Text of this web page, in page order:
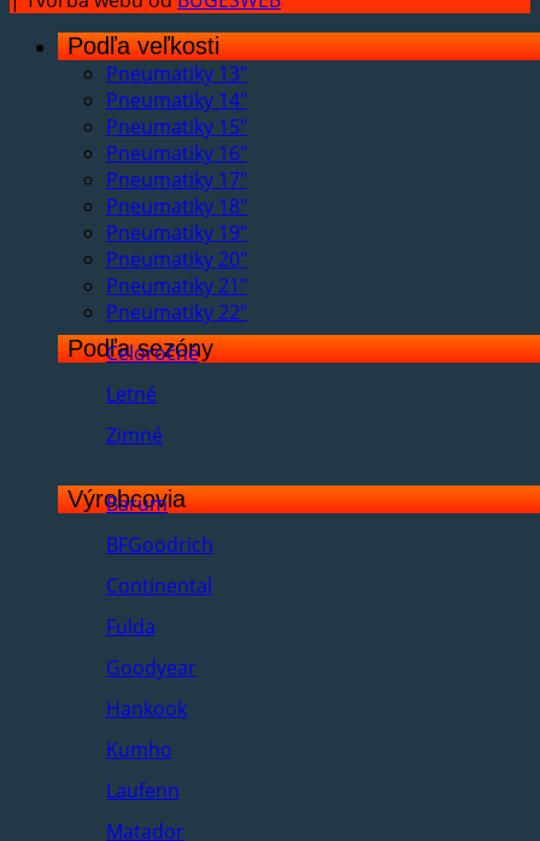
Podľa veľkosti
Pneumatiky 13"
Pneumatiky 14"
Pneumatiky 15"
Pneumatiky 16"
Pneumatiky 17"
Pneumatiky 18"
Pneumatiky 19"
Pneumatiky 20"
Pneumatiky 21"
Pneumatiky 22"
Podľa sezóny
Celoročné
Letné
Zimné
Výrobcovia
Barum
BFGoodrich
Continental
Fulda
Goodyear
Hankook
Kumho
Laufenn
Matador